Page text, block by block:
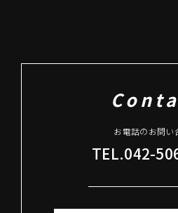
お電話のお問い
TEL.042-